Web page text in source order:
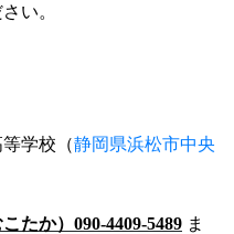
い。
学校（静岡県浜松市中央
たか）090-4409-5489 ま